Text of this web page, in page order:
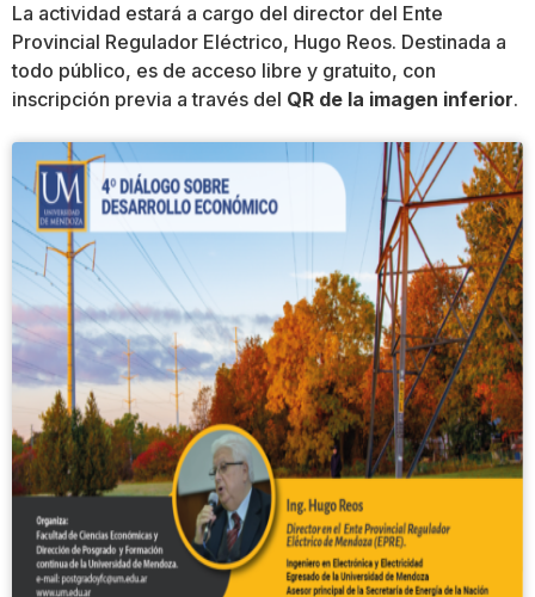
La actividad estará a cargo del director del Ente
Provincial Regulador Eléctrico, Hugo Reos. Destinada a
todo público, es de acceso libre y gratuito, con
inscripción previa a través del QR de la imagen inferior.